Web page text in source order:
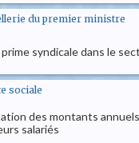
du premier ministre
syndicale dans le
sociale
des montants
salariés